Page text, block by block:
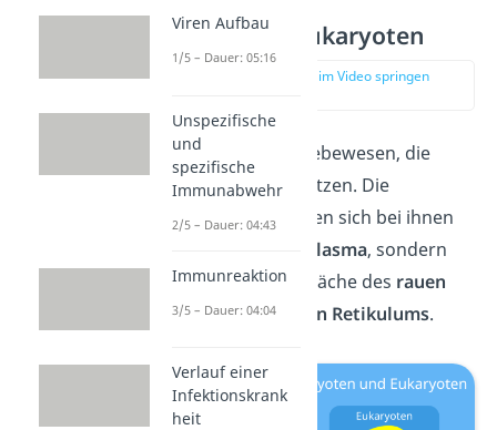
Ribosomen Eukaryoten
zur Stelle im Video springen
Eukaryoten
sind Lebewesen, die
einen Zellkern besitzen. Die
Ribosomen befinden sich bei ihnen
Cytoplasma, sondern
auch an der Oberfläche des rauen
endoplasmatischen Retikulums.
Viren Aufbau
1/5 – Dauer: 05:16
Unspezifische
und
spezifische
Immunabwehr
2/5 – Dauer: 04:43
Immunreaktion
3/5 – Dauer: 04:04
Verlauf einer
Infektionskrank
heit